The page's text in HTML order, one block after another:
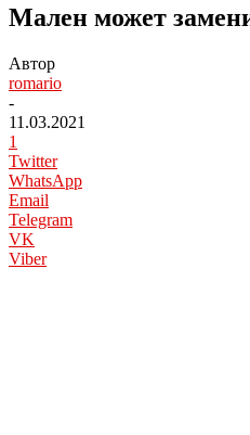
Мален может
Автор
romario
-
11.03.2021
1
Twitter
WhatsApp
Email
Telegram
VK
Viber